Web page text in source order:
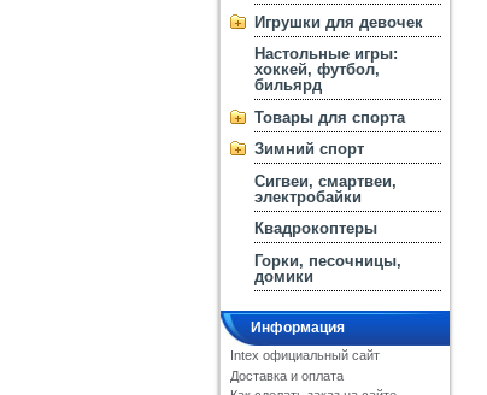
Игрушки для девочек
Настольные игры:
хоккей, футбол,
бильярд
Товары для спорта
Зимний спорт
Сигвеи, смартвеи,
электробайки
Квадрокоптеры
Горки, песочницы,
домики
Информация
Intex официальный сайт
Доставка и оплата